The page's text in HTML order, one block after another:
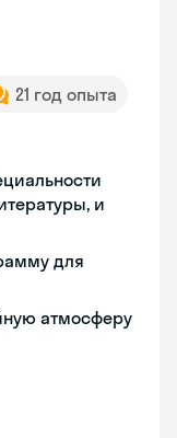
21 год опыта
и
для
атмосферу